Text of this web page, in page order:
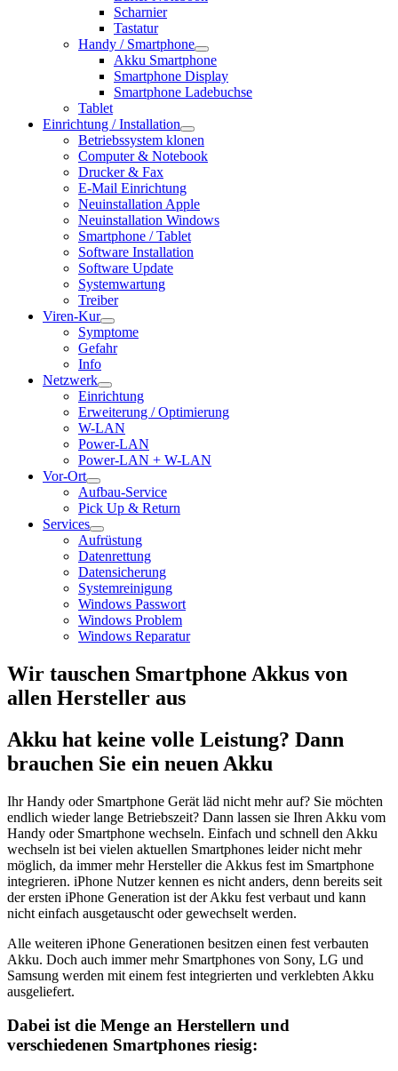
Scharnier
Tastatur
Handy / Smartphone
Akku Smartphone
Smartphone Display
Smartphone Ladebuchse
Tablet
Einrichtung / Installation
Betriebssystem klonen
Computer & Notebook
Drucker & Fax
E-Mail Einrichtung
Neuinstallation Apple
Neuinstallation Windows
Smartphone / Tablet
Software Installation
Software Update
Systemwartung
Treiber
Viren-Kur
Symptome
Gefahr
Info
Netzwerk
Einrichtung
Erweiterung / Optimierung
W-LAN
Power-LAN
Power-LAN + W-LAN
Vor-Ort
Aufbau-Service
Pick Up & Return
Services
Aufrüstung
Datenrettung
Datensicherung
Systemreinigung
Windows Passwort
Windows Problem
Windows Reparatur
Wir tauschen Smartphone Akkus von
allen Hersteller aus
Akku hat keine volle Leistung? Dann
brauchen Sie ein neuen Akku
Ihr Handy oder Smartphone Gerät läd nicht mehr auf? Sie möchten
endlich wieder lange Betriebszeit? Dann lassen sie Ihren Akku vom
Handy oder Smartphone wechseln. Einfach und schnell den Akku
wechseln ist bei vielen aktuellen Smartphones leider nicht mehr
möglich, da immer mehr Hersteller die Akkus fest im Smartphone
integrieren. iPhone Nutzer kennen es nicht anders, denn bereits seit
der ersten iPhone Generation ist der Akku fest verbaut und kann
nicht einfach ausgetauscht oder gewechselt werden.
Alle weiteren iPhone Generationen besitzen einen fest verbauten
Akku. Doch auch immer mehr Smartphones von Sony, LG und
Samsung werden mit einem fest integrierten und verklebten Akku
ausgeliefert.
Dabei ist die Menge an Herstellern und
verschiedenen Smartphones riesig: